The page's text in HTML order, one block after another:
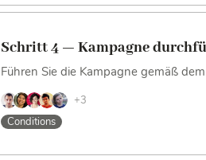
Schritt 4 — Kampagne
Führen Sie die Kampagne gemäß
+3
Conditions